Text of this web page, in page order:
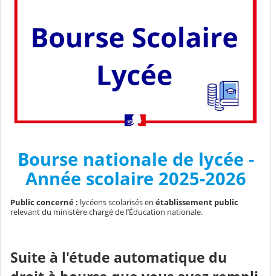
Bourse nationale de lycée -
Année scolaire 2025-2026
Public concerné : lycéens scolarisés en établissement public
relevant du ministère chargé de l’Éducation nationale.
Suite à l'étude automatique du